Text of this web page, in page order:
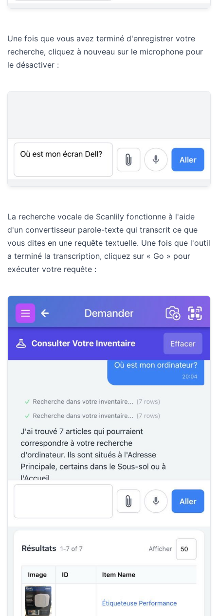
Une fois que vous avez terminé d'enregistrer votre
recherche, cliquez à nouveau sur le microphone pour
le désactiver :
La recherche vocale de Scanlily fonctionne à l'aide
d'un convertisseur parole-texte qui transcrit ce que
vous dites en une requête textuelle. Une fois que l'outil
a terminé la transcription, cliquez sur « Go » pour
exécuter votre requête :